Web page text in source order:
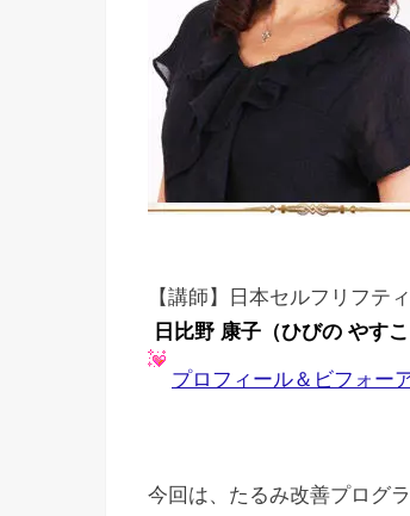
【講師】日本セルフリフテ
日比野 康子（ひびの やすこ
プロフィール＆ビフォー
今回は、たるみ改善プログ